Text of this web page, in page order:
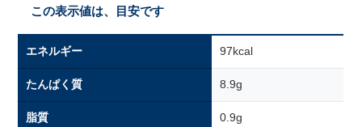
この表示値は、目安です
エネルギー 97kcal
たんぱく質 8.9g
脂質 0.9g